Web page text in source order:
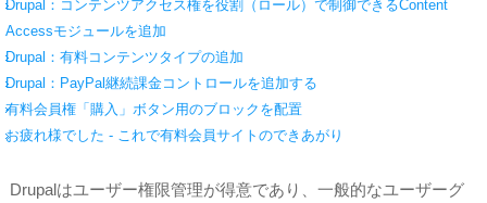
Drupal：コンテンツアクセス権を役割（ロール）で制御できるContent
Accessモジュールを追加
Drupal：有料コンテンツタイプの追加
Drupal：PayPal継続課金コントロールを追加する
有料会員権「購入」ボタン用のブロックを配置
お疲れ様でした - これで有料会員サイトのできあがり
Drupalはユーザー権限管理が得意であり、一般的なユーザーグ